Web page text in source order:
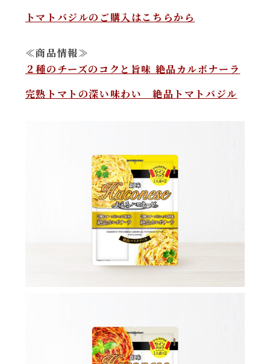
トマトバジルのご購入はこちらから
≪商品情報≫
２種のチーズのコクと旨味 絶品カルボナーラ
完熟トマトの深い味わい 絶品トマトバジル